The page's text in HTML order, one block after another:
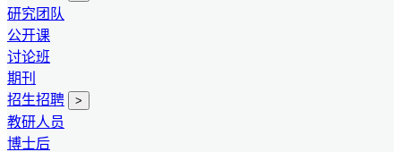
研究团队
公开课
讨论班
期刊
招生招聘
>
教研人员
博士后